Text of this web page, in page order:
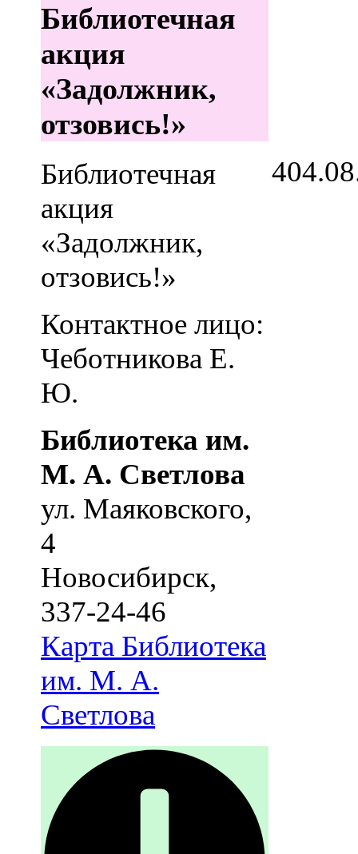
Библиотечная
акция
«Задолжник,
отзовись!»
Библиотечная
акция
«Задолжник,
отзовись!»
Контактное лицо:
Чеботникова Е.
Ю.
Библиотека им.
М. А. Светлова
ул. Маяковского,
4
Новосибирск,
337-24-46
Карта Библиотека
им. М. А.
Светлова
4